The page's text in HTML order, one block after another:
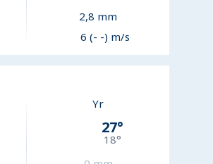
2,8 mm
6 (- -) m/s
Yr
27°
18°